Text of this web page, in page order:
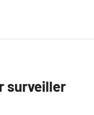
surveiller